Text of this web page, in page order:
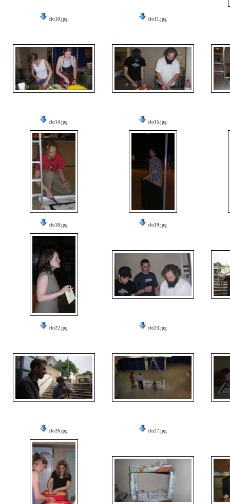
clo10.jpg clo11.jpg
clo14.jpg clo15.jpg
clo18.jpg clo19.jpg
clo22.jpg clo23.jpg
clo26.jpg clo27.jpg